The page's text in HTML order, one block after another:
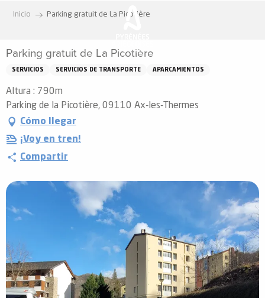
principal
Inicio Parking gratuit de La Picotière
Parking gratuit de La Picotière
SERVICIOS SERVICIOS DE TRANSPORTE APARCAMIENTOS
Altura : 790m
Parking de la Picotière, 09110 Ax-les-Thermes
Cómo llegar
¡Voy en tren!
Compartir